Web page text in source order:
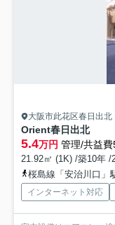
大阪市此花区春日出北
Orient春日出北
5.4万円 管理/共益費
21.92㎡ (1K) /築10年 /
桜島線「安治川口」
インターネット対応